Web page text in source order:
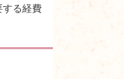
する経費